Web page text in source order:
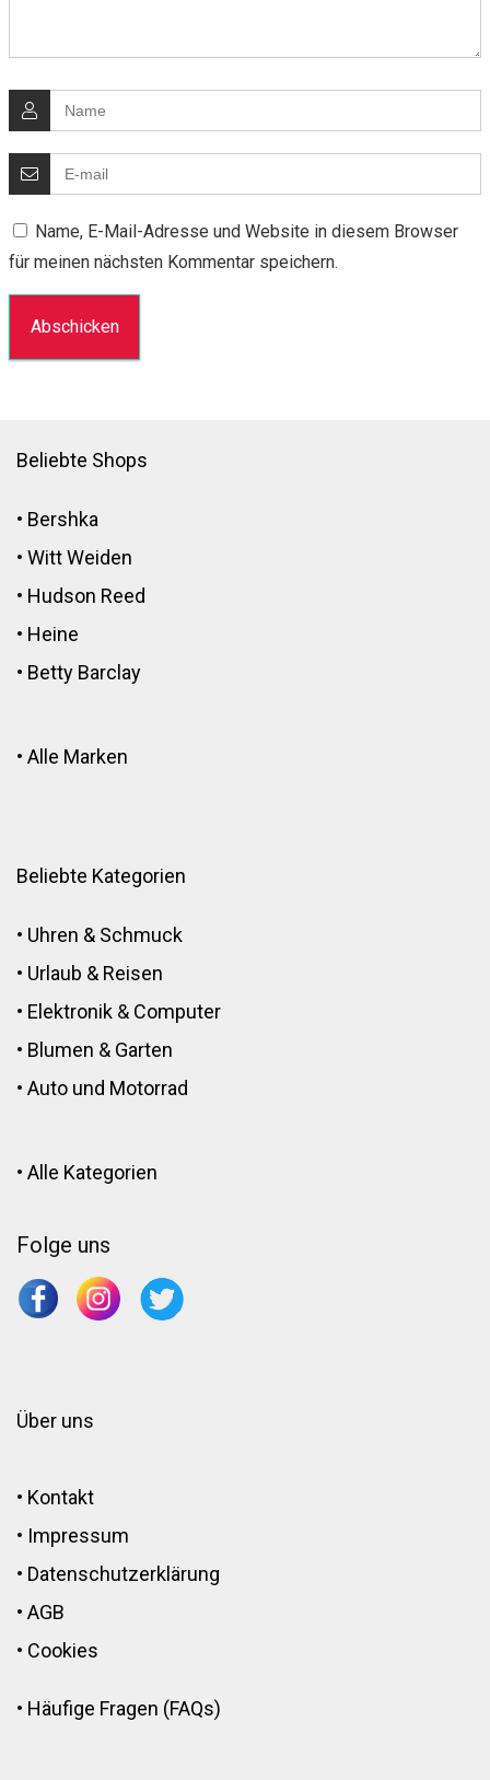
Name, E-Mail-Adresse und Website in diesem Browser
für meinen nächsten Kommentar speichern.
Beliebte Shops
• Bershka
• Witt Weiden
• Hudson Reed
• Heine
• Betty Barclay
• Alle Marken
Beliebte Kategorien
• Uhren & Schmuck
• Urlaub & Reisen
• Elektronik & Computer
• Blumen & Garten
• Auto und Motorrad
• Alle Kategorien
Folge uns
Über uns
• Kontakt
• Impressum
• Datenschutzerklärung
• AGB
• Cookies
• Häufige Fragen (FAQs)